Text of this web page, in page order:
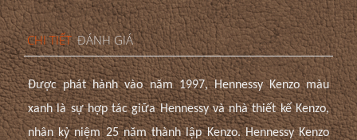
CHI TIẾT ĐÁNH GIÁ
Được phát hành vào năm 1997, Hennessy Kenzo màu
xanh là sự hợp tác giữa Hennessy và nhà thiết kế Kenzo,
nhân kỷ niệm 25 năm thành lập Kenzo.Hennessy Kenzo